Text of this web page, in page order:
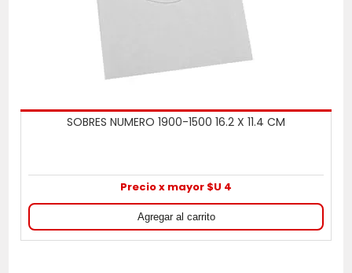
SOBRES NUMERO 1900-1500 16.2 X 11.4 CM
Precio x mayor $U 4